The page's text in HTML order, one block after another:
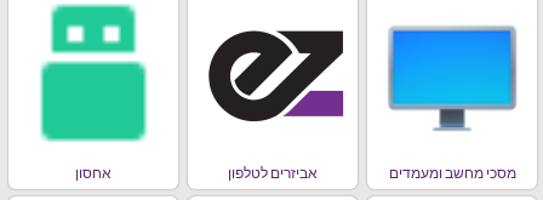
מסכי מחשב ומעמדים אביזרים לטלפון אחסון